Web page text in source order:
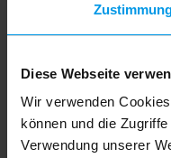
Diese Webseite
Wir verwenden
können und die
Verwendung unserer